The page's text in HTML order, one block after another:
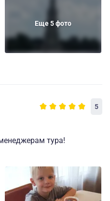
Еще 5 фото
5
тура!